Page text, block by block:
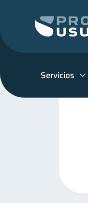
Servicios